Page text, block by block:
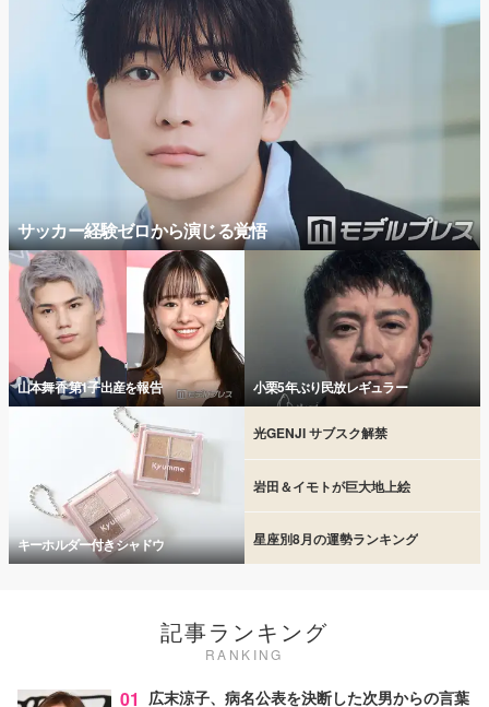
サッカー経験ゼロから演じる覚悟
山本舞香 第1子出産を報告 小栗5年ぶり民放レギュラー
キーホルダー付きシャドウ
光GENJI サブスク解禁
岩田＆イモトが巨大地上絵
星座別8月の運勢ランキング
記事ランキング
RANKING
01 広末涼子、病名公表を決断した次男からの言葉